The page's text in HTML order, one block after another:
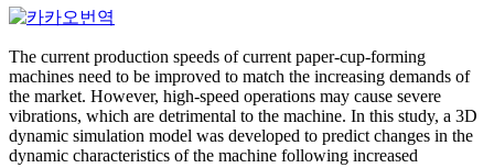
The current production speeds of current paper-cup-forming
machines need to be improved to match the increasing demands of
the market. However, high-speed operations may cause severe
vibrations, which are detrimental to the machine. In this study, a 3D
dynamic simulation model was developed to predict changes in the
dynamic characteristics of the machine following increased